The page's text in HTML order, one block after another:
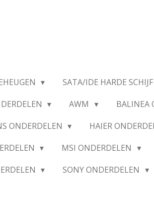
SATA/IDE HARDE SCHIJF
AWM BALINEA
ONDERDELEN
HAIER
MSI ONDERDELEN
SONY ONDERDELEN